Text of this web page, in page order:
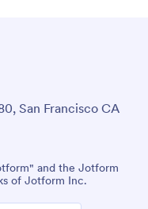
San Francisco CA
and the Jotform
of Jotform Inc.